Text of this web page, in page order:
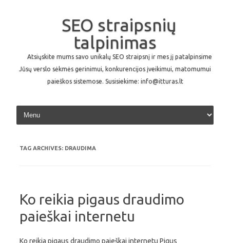
SEO straipsnių
talpinimas
Atsiųskite mums savo unikalų SEO straipsnį ir mes jį patalpinsime
Jūsų verslo sėkmės gerinimui, konkurencijos įveikimui, matomumui
paieškos sistemose. Susisiekime: info@itturas.lt
Skip to content
TAG ARCHIVES: DRAUDIMA
Ko reikia pigaus draudimo
paieškai internetu
Ko reikia pigaus draudimo paieškai internetu Pigus